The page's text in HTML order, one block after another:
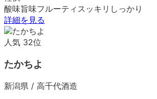
酸味旨味フルーティ スッキリ しっかり
詳細を見る
人気 32位
たかちよ
新潟県 / 高千代酒造